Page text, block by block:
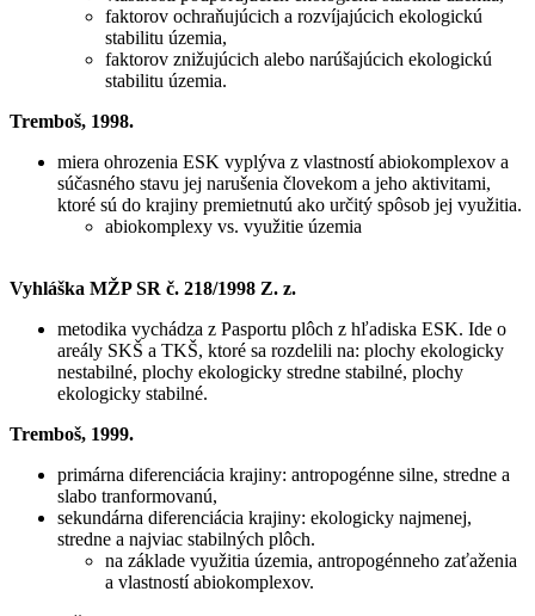
faktorov ochraňujúcich a rozvíjajúcich ekologickú
stabilitu územia,
faktorov znižujúcich alebo narúšajúcich ekologickú
stabilitu územia.
Tremboš, 1998.
miera ohrozenia ESK vyplýva z vlastností abiokomplexov a
súčasného stavu jej narušenia človekom a jeho aktivitami,
ktoré sú do krajiny premietnutú ako určitý spôsob jej využitia.
abiokomplexy vs. využitie územia
Vyhláška MŽP SR č. 218/1998 Z. z.
metodika vychádza z Pasportu plôch z hľadiska ESK. Ide o
areály SKŠ a TKŠ, ktoré sa rozdelili na: plochy ekologicky
nestabilné, plochy ekologicky stredne stabilné, plochy
ekologicky stabilné.
Tremboš, 1999.
primárna diferenciácia krajiny: antropogénne silne, stredne a
slabo tranformovanú,
sekundárna diferenciácia krajiny: ekologicky najmenej,
stredne a najviac stabilných plôch.
na základe využitia územia, antropogénneho zaťaženia
a vlastností abiokomplexov.